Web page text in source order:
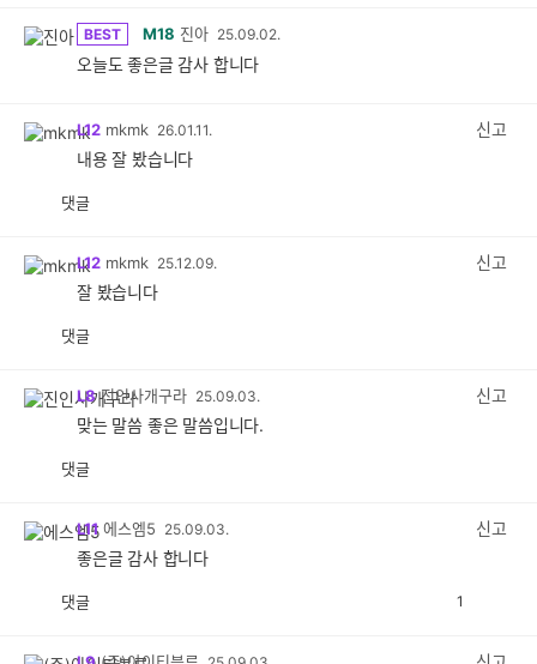
BEST M18 진아 25.09.02.
오늘도 좋은글 감사 합니다
L12 mkmk 26.01.11.
신고
내용 잘 봤습니다
댓글
L12 mkmk 25.12.09.
신고
잘 봤습니다
댓글
L8 진인사개구라 25.09.03.
신고
맞는 말씀 좋은 말씀입니다.
댓글
L11 에스엠5 25.09.03.
신고
좋은글 감사 합니다
댓글 1